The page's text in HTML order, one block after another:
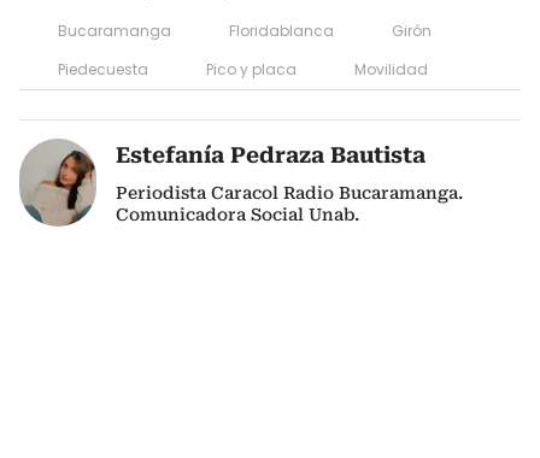
Bucaramanga
Floridablanca
Girón
Piedecuesta
Pico y placa Movilidad
Estefanía Pedraza Bautista
Periodista Caracol Radio Bucaramanga.
Comunicadora Social Unab.